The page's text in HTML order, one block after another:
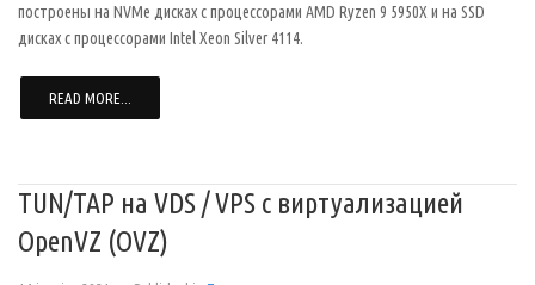
построены на NVMe дисках с процессорами AMD Ryzen 9 5950Х и на SSD
дисках с процессорами Intel Xeon Silver 4114.
READ MORE...
TUN/TAP на VDS / VPS с виртуализацией
OpenVZ (OVZ)